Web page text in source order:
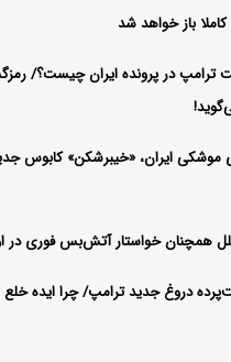
کاملا باز خواهد شد
در پرونده ایران چیست؟/
موشکی ایران، «خیبرشکن» کابوس
همچنان خواستار آتش‌بس فوری در
دروغ جدید ترامپ/ چرا ایده